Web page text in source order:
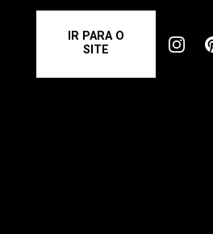
IR PARA O
SITE